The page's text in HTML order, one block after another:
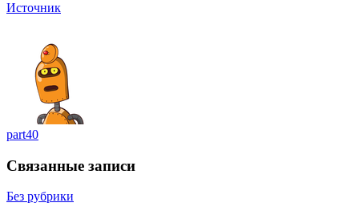
Источник
part40
Связанные записи
Без рубрики